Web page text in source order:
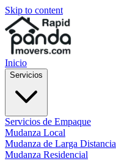
Skip to content
Inicio
Servicios
Servicios de Empaque
Mudanza Local
Mudanza de Larga Distancia
Mudanza Residencial